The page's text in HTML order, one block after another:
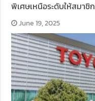
พิเศษเหนือระดับให้สมาชิก
June 19, 2025